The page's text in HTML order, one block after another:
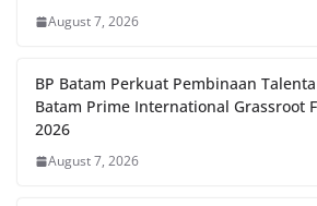
August 7, 2026
BP Batam Perkuat Pembinaan
Batam Prime International Grassroot
2026
August 7, 2026